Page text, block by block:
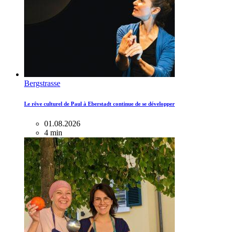
Bergstrasse
Le rêve culturel de Paul à Eberstadt continue de se développer
01.08.2026
4 min